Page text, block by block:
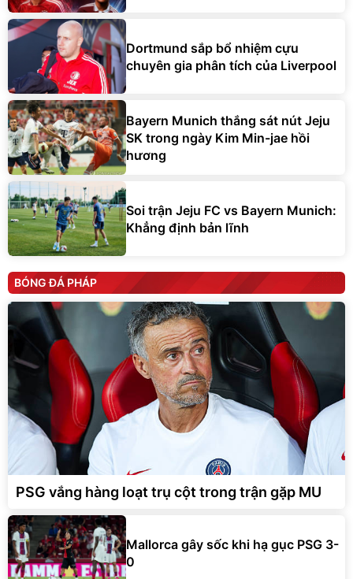
Dortmund sắp bổ nhiệm cựu
chuyên gia phân tích của Liverpool
Bayern Munich thắng sát nút Jeju
SK trong ngày Kim Min-jae hồi
hương
Soi trận Jeju FC vs Bayern Munich:
Khẳng định bản lĩnh
BÓNG ĐÁ PHÁP
PSG vắng hàng loạt trụ cột trong trận gặp MU
Mallorca gây sốc khi hạ gục PSG 3-
0